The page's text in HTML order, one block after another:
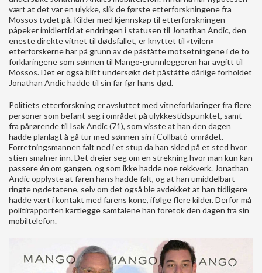
vært at det var en ulykke, slik de første etterforskningene fra
Mossos tydet på. Kilder med kjennskap til etterforskningen
påpeker imidlertid at endringen i statusen til Jonathan Andic, den
eneste direkte vitnet til dødsfallet, er knyttet til «tvilen»
etterforskerne har på grunn av de påståtte motsetningene i de to
forklaringene som sønnen til Mango-grunnleggeren har avgitt til
Mossos. Det er også blitt undersøkt det påståtte dårlige forholdet
Jonathan Andic hadde til sin far før hans død.
Politiets etterforskning er avsluttet med vitneforklaringer fra flere
personer som befant seg i området på ulykkestidspunktet, samt
fra pårørende til Isak Andic (71), som visste at han den dagen
hadde planlagt å gå tur med sønnen sin i Collbató-området.
Forretningsmannen falt ned i et stup da han skled på et sted hvor
stien smalner inn. Det dreier seg om en strekning hvor man kun kan
passere én om gangen, og som ikke hadde noe rekkverk. Jonathan
Andic opplyste at faren hans hadde falt, og at han umiddelbart
ringte nødetatene, selv om det også ble avdekket at han tidligere
hadde vært i kontakt med farens kone, ifølge flere kilder. Derfor må
politirapporten kartlegge samtalene han foretok den dagen fra sin
mobiltelefon.